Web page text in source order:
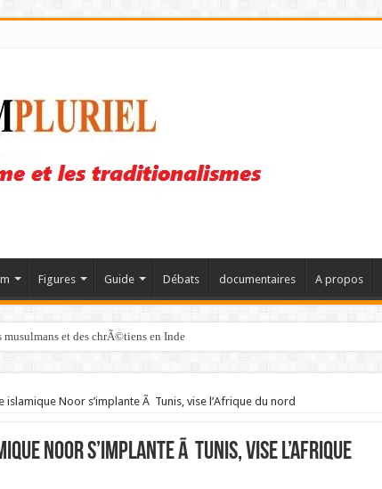
Figures Guide Débats documentaires A propos
et des chrÃ©tiens en Inde
islamique Noor s’implante Ã Tunis, vise l’Afrique du nord
Noor s’implante Ã Tunis, vise l’Afrique